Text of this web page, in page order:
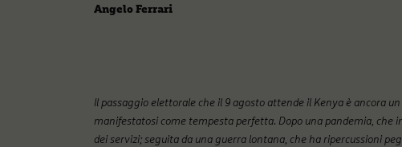
Angelo Ferrari
Il passaggio elettorale che il 9 agosto attende il Kenya è ancora
manifestatosi come tempesta perfetta. Dopo una pandemia, che
dei servizi; seguita da una guerra lontana, che ha ripercussioni